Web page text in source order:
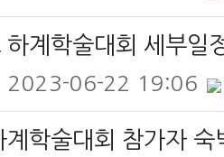
계학술대회 세부일
2023-06-22 19:06
학술대회 참가자 숙